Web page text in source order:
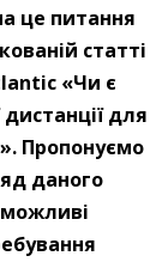
це питання
статті
«Чи є
для
Пропонуємо
даного